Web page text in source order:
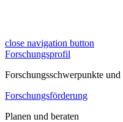
close navigation button
Forschungsprofil
Forschungsschwerpunkte
Forschungsförderung
Planen und beraten